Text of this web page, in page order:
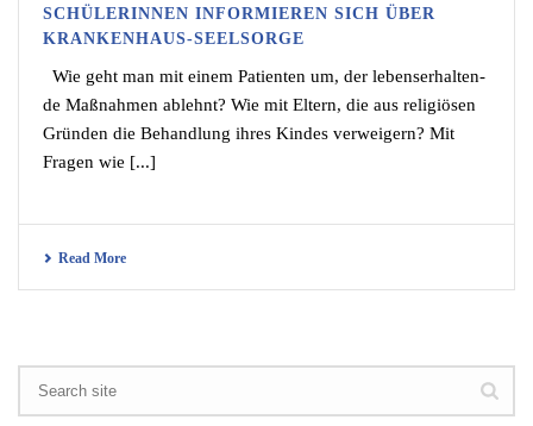
SCHÜLERINNEN INFORMIEREN SICH ÜBER
KRANKENHAUS-SEELSORGE
Wie geht man mit einem Patien­ten um, der lebens­er­hal­ten­
de Maßnah­men ablehnt? Wie mit Eltern, die aus religiö­sen
Gründen die Behand­lung ihres Kindes verwei­gern? Mit
Fragen wie [...]
Read More